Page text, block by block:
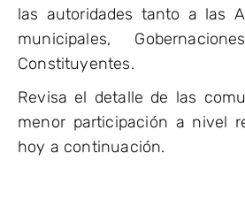
las autoridades tanto a las
municipales,
Constituyentes.
Revisa el detalle de las
menor participación a nivel
hoy a continuación.